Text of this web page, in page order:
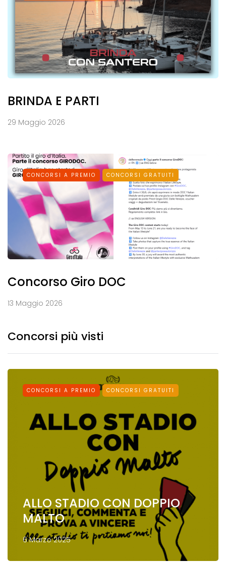
BRINDA E PARTI
29 Maggio 2026
CONCORSI A PREMIO CONCORSI GRATUITI
Concorso Giro DOC
13 Maggio 2026
Concorsi più visti
CONCORSI A PREMIO CONCORSI GRATUITI
ALLO STADIO CON DOPPIO
MALTO
6 Marzo 2025